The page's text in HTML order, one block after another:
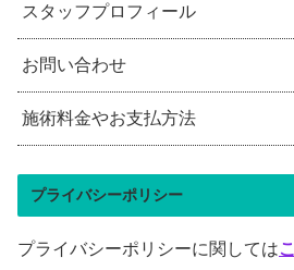
スタッフプロフィール
お問い合わせ
施術料金やお支払方法
プライバシーポリシー
プライバシーポリシーに関しては